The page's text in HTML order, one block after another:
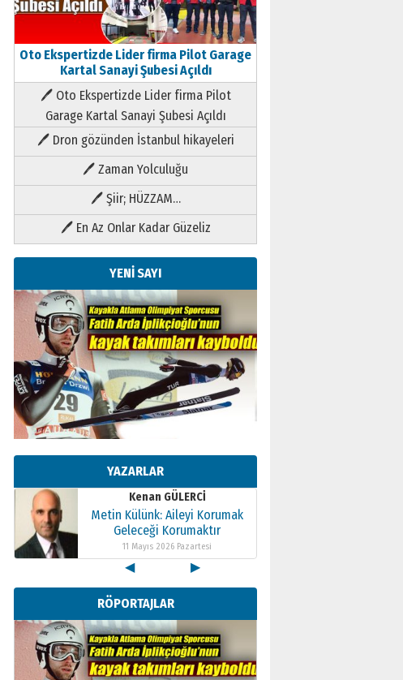
Oto Ekspertizde Lider firma Pilot Garage
Kartal Sanayi Şubesi Açıldı
🖊 Oto Ekspertizde Lider firma Pilot
Garage Kartal Sanayi Şubesi Açıldı
🖊 Dron gözünden İstanbul hikayeleri
🖊 Zaman Yolculuğu
🖊 Şiir; HÜZZAM…
🖊 En Az Onlar Kadar Güzeliz
YENİ SAYI
YAZARLAR
Kenan GÜLERCİ
Metin Külünk: Aileyi Korumak
Geleceği Korumaktır
11 Mayıs 2026 Pazartesi
Kenan GÜLERCİ
Metin Külünk: Aileyi Korumak
Geleceği Korumaktır
11 Mayıs 2026 Pazartesi
Kenan GÜLERCİ
Metin Külünk: Aileyi Korumak
Geleceği Korumaktır
11 Mayıs 2026 Pazartesi
◀ ▶
RÖPORTAJLAR